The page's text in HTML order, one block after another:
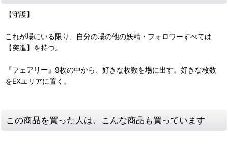
【守護】
これが場にいる限り、自分の場の他の妖精・フォロワーすべては
【突進】を持つ。
『フェアリー』9枚の中から、好きな枚数を場に出す。好きな枚数
をEXエリアに置く。
この商品を買った人は、こんな商品も買っています